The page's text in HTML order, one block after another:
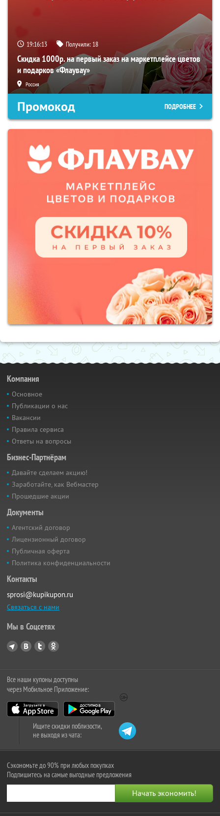
19:16:12 Получили: 18
Скидка 1000р. на первый заказ на маркетплейсе цветов
и подарков «Флаувау»
Россия
Промокод ПОДРОБНЕЕ
Компания
Основное
Публикации о нас
Вакансии
Правила сервиса
Ответы на вопросы
Бизнес-Партнёрам
Давайте сделаем акцию!
Заработайте, как Вебмастер
Прошедшие акции
Документы
Агентский договор
Лицензионный договор
Публичная оферта
Политика конфиденциальности
Контакты
sprosi@kupikupon.ru
Связаться с нами
Мы в Соцсетях
Все наши купоны доступны
через Мобильное Приложение:
Ищите скидки поблизости,
не выходя из чата:
Сэкономьте до 90% при любых покупках
Подпишитесь на самые выгодные предложения